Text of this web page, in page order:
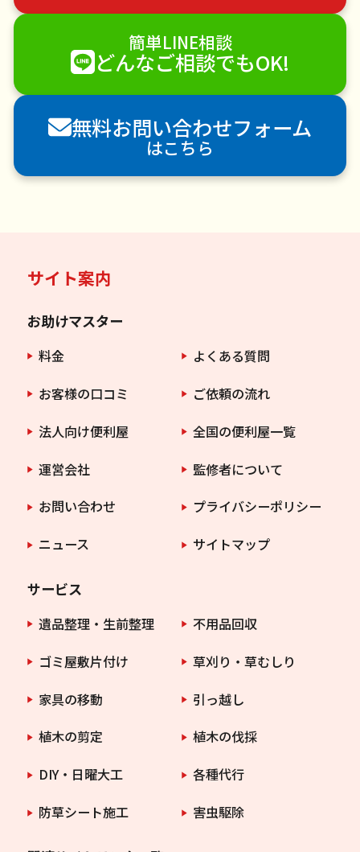
DIY・日曜大工
ハウスクリーニング
雪かき・雪下ろし
電球交換
襖（ふすま）の張替え
空き家管理
各種代行
害獣駆除
防草シート施工
ナメクジ駆除
害虫駆除
簡単LINE相談
どんなご相談でもOK!
無料お問い合わせフォーム
はこちら
サイト案内
お助けマスター
料金
よくある質問
お客様の口コミ
ご依頼の流れ
法人向け便利屋
全国の便利屋一覧
運営会社
監修者について
お問い合わせ
プライバシーポリシー
ニュース
サイトマップ
サービス
遺品整理・生前整理
不用品回収
ゴミ屋敷片付け
草刈り・草むしり
家具の移動
引っ越し
植木の剪定
植木の伐採
DIY・日曜大工
各種代行
防草シート施工
害虫駆除